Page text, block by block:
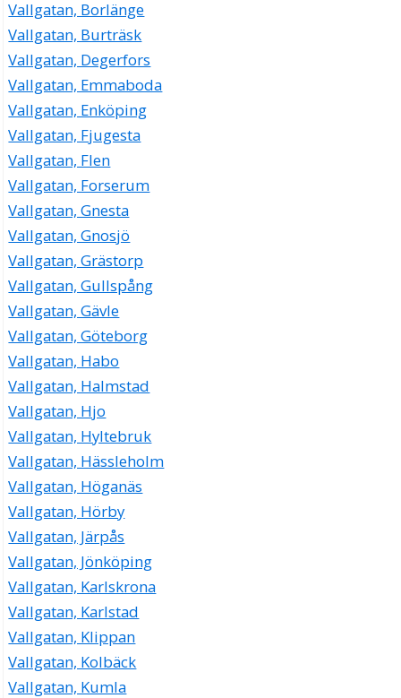
Vallgatan, Borlänge
Vallgatan, Burträsk
Vallgatan, Degerfors
Vallgatan, Emmaboda
Vallgatan, Enköping
Vallgatan, Fjugesta
Vallgatan, Flen
Vallgatan, Forserum
Vallgatan, Gnesta
Vallgatan, Gnosjö
Vallgatan, Grästorp
Vallgatan, Gullspång
Vallgatan, Gävle
Vallgatan, Göteborg
Vallgatan, Habo
Vallgatan, Halmstad
Vallgatan, Hjo
Vallgatan, Hyltebruk
Vallgatan, Hässleholm
Vallgatan, Höganäs
Vallgatan, Hörby
Vallgatan, Järpås
Vallgatan, Jönköping
Vallgatan, Karlskrona
Vallgatan, Karlstad
Vallgatan, Klippan
Vallgatan, Kolbäck
Vallgatan, Kumla